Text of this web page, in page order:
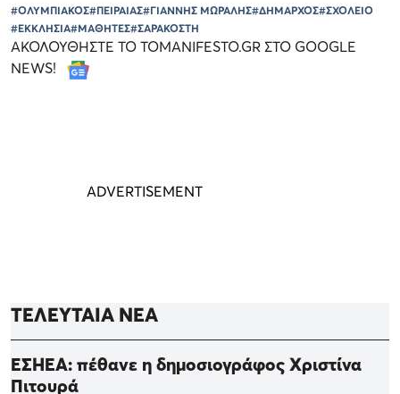
#ΟΛΥΜΠΙΑΚΟΣ#ΠΕΙΡΑΙΑΣ#ΓΙΑΝΝΗΣ ΜΩΡΑΛΗΣ#ΔΗΜΑΡΧΟΣ#ΣΧΟΛΕΙΟ
#ΕΚΚΛΗΣΙΑ#ΜΑΘΗΤΕΣ#ΣΑΡΑΚΟΣΤΗ
ΑΚΟΛΟΥΘΗΣΤΕ ΤΟ TOMANIFESTO.GR ΣΤΟ GOOGLE
NEWS!
ΤΕΛΕΥΤΑΙΑ ΝΕΑ
ΕΣΗΕΑ: πέθανε η δημοσιογράφος Χριστίνα
Πιτουρά